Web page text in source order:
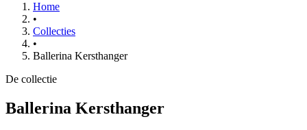
Home
•
Collecties
•
Ballerina Kersthanger
De collectie
Ballerina Kersthanger